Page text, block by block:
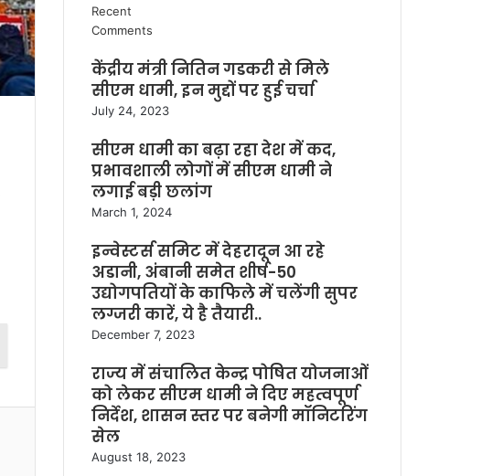
Recent
Comments
केंद्रीय मंत्री नितिन गडकरी से मिले
सीएम धामी, इन मुद्दों पर हुई चर्चा
July 24, 2023
सीएम धामी का बढ़ा रहा देश में कद,
प्रभावशाली लोगों में सीएम धामी ने
लगाई बड़ी छलांग
March 1, 2024
इन्वेस्टर्स समिट में देहरादून आ रहे
अडानी, अंबानी समेत शीर्ष-50
उद्योगपतियों के काफिले में चलेंगी सुपर
लग्जरी कारें, ये है तैयारी..
December 7, 2023
राज्य में संचालित केन्द्र पोषित योजनाओं
को लेकर सीएम धामी ने दिए महत्वपूर्ण
निर्देश, शासन स्तर पर बनेगी मॉनिटरिंग
सेल
August 18, 2023